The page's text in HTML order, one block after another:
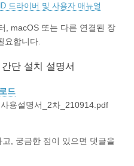
드라이버 및 사용자 매뉴얼
, macOS 또는 다른 연결된 장
요합니다.
단 설치 설명서
드
용설명서_2차_210914.pdf
, 궁금한 점이 있으면 댓글을